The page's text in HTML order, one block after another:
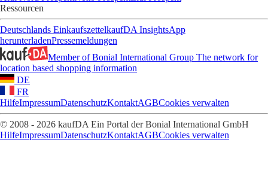
Ressourcen
Deutschlands EinkaufszettelkaufDA InsightsApp
herunterladenPressemeldungen
Member of Bonial International Group The network for
location based shopping information
DE
FR
HilfeImpressumDatenschutzKontaktAGBCookies verwalten
© 2008 - 2026 kaufDA Ein Portal der Bonial International GmbH
HilfeImpressumDatenschutzKontaktAGBCookies verwalten